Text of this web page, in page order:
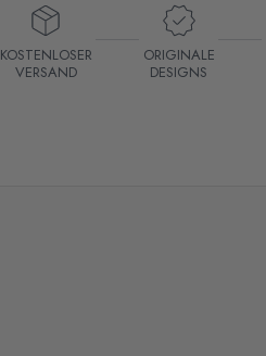
KOSTENLOSER
VERSAND
ORIGINALE
DESIGNS